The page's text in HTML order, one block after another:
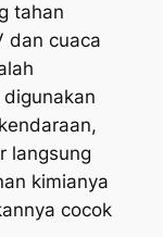
tahan
dan cuaca
langsung
kimianya
cocok